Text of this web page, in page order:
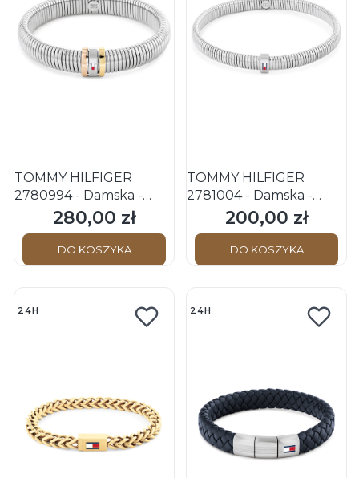
TOMMY HILFIGER
2780994 - Damska -
Bransoletka stalowa
Cena
280,00 zł
DO KOSZYKA
TOMMY HILFIGER
2781004 - Damska -
Bransoletka stalowa
Cena
200,00 zł
DO KOSZYKA
24H 24H